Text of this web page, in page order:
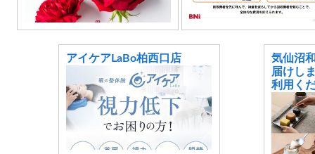
アイケアLaBo柏西口店
気仙沼
届けし
利用く